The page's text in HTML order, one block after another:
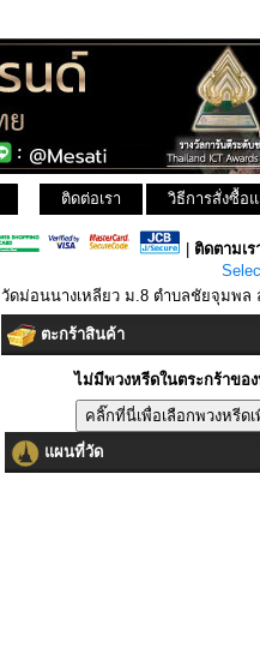
วิธีการสั่งซื้อ
ติดต่อเรา
ติดตามเร
วัดม่อนนางเหลียว ม.8 ตำบลชัยจุมพล
ตะกร้าสินค้า
ไม่มีพวงหรีดในตระกร้าขอ
แผนที่วัด